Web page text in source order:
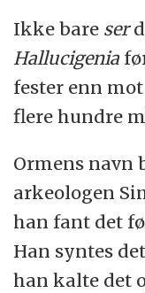
Ikke bare ser
Hallucigenia
fester enn
flere hundre
Ormens navn
arkeologen
han fant det
Han syntes
han kalte det